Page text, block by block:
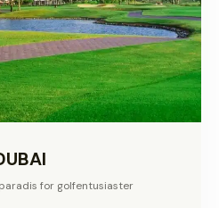
for golfentusiaster